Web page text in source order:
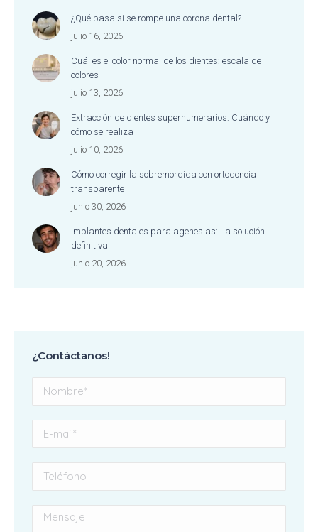
¿Qué pasa si se rompe una corona dental?
julio 16, 2026
Cuál es el color normal de los dientes: escala de
colores
julio 13, 2026
Extracción de dientes supernumerarios: Cuándo y
cómo se realiza
julio 10, 2026
Cómo corregir la sobremordida con ortodoncia
transparente
junio 30, 2026
Implantes dentales para agenesias: La solución
definitiva
junio 20, 2026
¿Contáctanos!